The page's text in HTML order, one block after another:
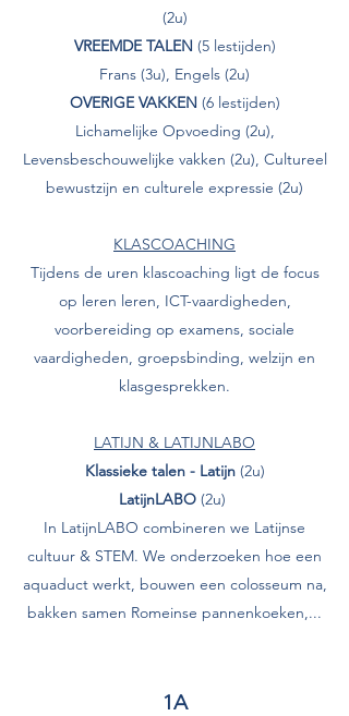
(2u)
VREEMDE TALEN (5 lestijden)
Frans (3u), Engels (2u)
OVERIGE VAKKEN (6 lestijden)
Lichamelijke Opvoeding (2u),
Levensbeschouwelijke vakken (2u), Cultureel
bewustzijn en culturele expressie (2u)
KLASCOACHING
Tijdens de uren klascoaching ligt de focus
op leren leren, ICT-vaardigheden,
voorbereiding op examens, sociale
vaardigheden, groepsbinding, welzijn en
klasgesprekken.
LATIJN & LATIJNLABO
Klassieke talen - Latijn (2u)
LatijnLABO (2u)
In LatijnLABO combineren we Latijnse
cultuur & STEM. We onderzoeken hoe een
aquaduct werkt, bouwen een colosseum na,
bakken samen Romeinse pannenkoeken,...
1A